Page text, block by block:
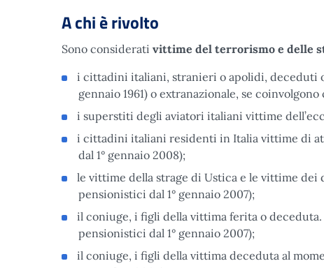
A chi è rivolto
Sono considerati vittime del terrorismo e delle
i cittadini italiani, stranieri o apolidi, deceduti
gennaio 1961) o extranazionale, se
i superstiti degli aviatori italiani vittime
i cittadini italiani residenti in Italia vittime di
dal 1° gennaio 2008);
le vittime della strage di Ustica e le vittime dei
pensionistici dal 1° gennaio 2007);
il coniuge, i figli della vittima ferita o
pensionistici dal 1° gennaio 2007);
il coniuge, i figli della vittima deceduta al